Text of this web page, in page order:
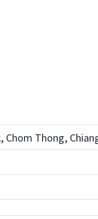
Thong,